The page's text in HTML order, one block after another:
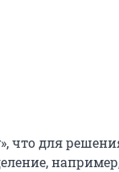
что для